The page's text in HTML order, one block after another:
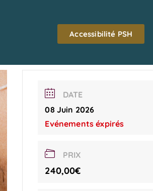
Accessibilité PSH
DATE
08 Juin 2026
Evénements éxpirés
PRIX
240,00€